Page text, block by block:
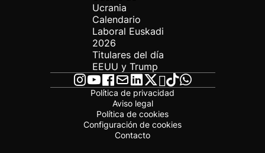
Ucrania
Calendario
Laboral Euskadi
2026
Titulares del día
EEUU y Trump
Política de privacidad
Aviso legal
Política de cookies
Configuración de cookies
Contacto